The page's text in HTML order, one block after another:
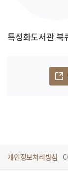
특성화도서관 북
개인정보처리방침